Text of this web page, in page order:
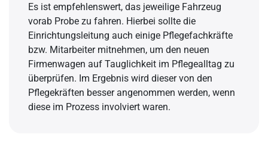
Es ist empfehlenswert, das jeweilige Fahrzeug
vorab Probe zu fahren. Hierbei sollte die
Einrichtungsleitung auch einige Pflegefachkräfte
bzw. Mitarbeiter mitnehmen, um den neuen
Firmenwagen auf Tauglichkeit im Pflegealltag zu
überprüfen. Im Ergebnis wird dieser von den
Pflegekräften besser angenommen werden, wenn
diese im Prozess involviert waren.